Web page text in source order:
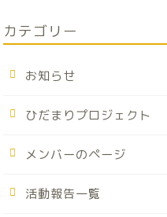
カテゴリー
お知らせ
ひだまりプロジェクト
メンバーのページ
活動報告一覧